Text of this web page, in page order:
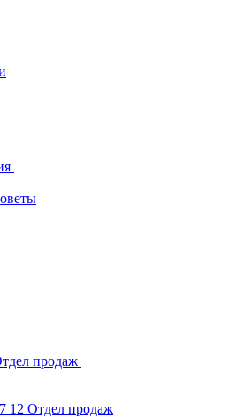
продаж
12 Отдел продаж